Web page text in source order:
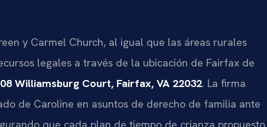
y Carmel Church, al igual que las áreas rurales
legales a través de la ubicación de Fairfax de
Williamsburg Court, Fairfax, VA 22032. La firma
de Caroline en asuntos de derecho de familia ante
que cada plan de tiempo de crianza propuesto